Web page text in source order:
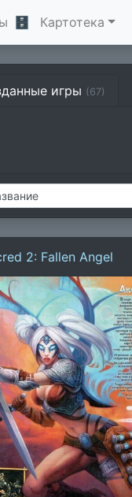
🗄 Картотека
игры (67)
2: Fallen Angel